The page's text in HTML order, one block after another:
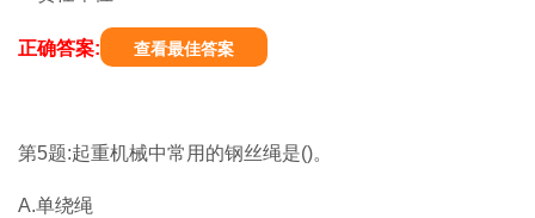
正确答案: 查看最佳答案
第5题:起重机械中常用的钢丝绳是()。
A.单绕绳